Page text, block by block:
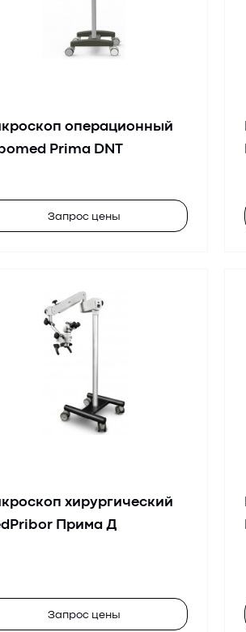
операционный
Prima DNT
Запрос цены
хирургический
Прима Д
Запрос цены